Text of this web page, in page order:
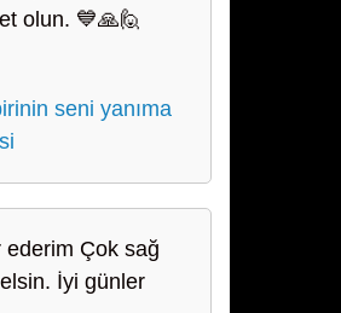
olun. 💙🙏🙋
seni yanıma
ederim Çok sağ
İyi günler